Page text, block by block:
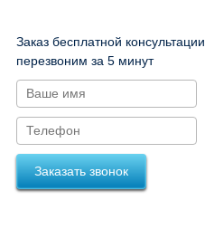
Заказ бесплатной консультации
перезвоним за 5 минут
Заказать звонок